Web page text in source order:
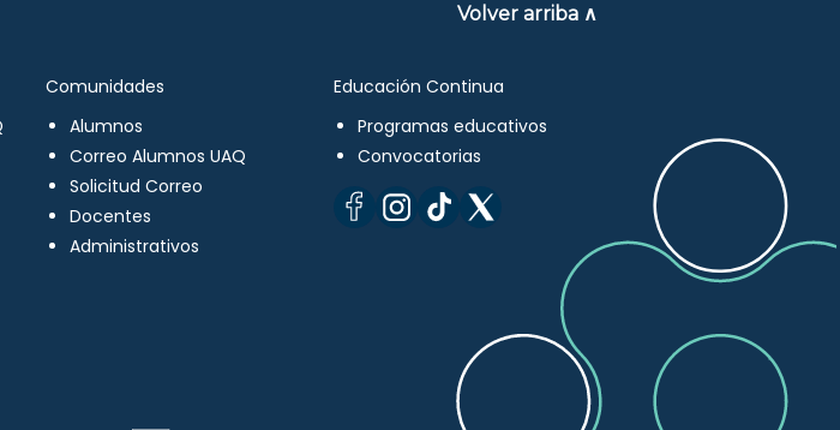
Volver arriba ∧
Comunidades
Alumnos
Correo Alumnos UAQ
Solicitud Correo
Docentes
Administrativos
Educación Continua
Programas educativos
Convocatorias